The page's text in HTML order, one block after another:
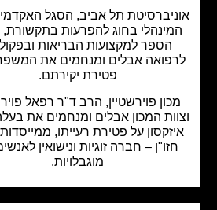
תל אביב, הסגל האקדמי והסגל
בחוג להפרעות בתקשורת, בבית
הספר למקצועות הבריאות ובפקולטה
אבלים ומנחמים את המשפחה על
פטירת יקירתם.
פוירשטיין, הרב ד"ר רפאל פוירשטיין
המכון אבלים ומנחמים את בעלה מירון
על פטירת רעייתו, ממייסדות מרכז
– חברה זוגיות ונישואין לאנשים עם
מוגבלויות.